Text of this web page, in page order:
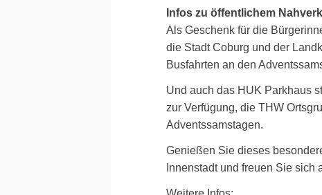
Infos zu öffentlichem
Als Geschenk für die
die Stadt Coburg und der
Busfahrten an den
Und auch das HUK Parkhaus
zur Verfügung, die THW
Adventssamstagen.
Genießen Sie dieses
Innenstadt und freuen Sie